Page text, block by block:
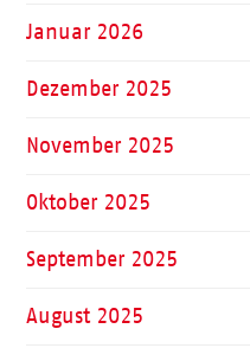
Januar 2026
Dezember 2025
November 2025
Oktober 2025
September 2025
August 2025